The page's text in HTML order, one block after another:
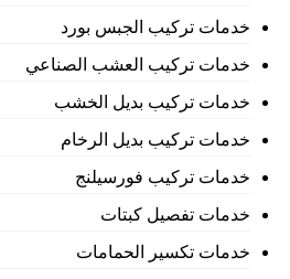
خدمات تركيب الجبس بورد
خدمات تركيب العشب الصناعي
خدمات تركيب بديل الخشب
خدمات تركيب بديل الرخام
خدمات تركيب فورسيلنج
خدمات تفصيل كبتات
خدمات تكسير الحمامات